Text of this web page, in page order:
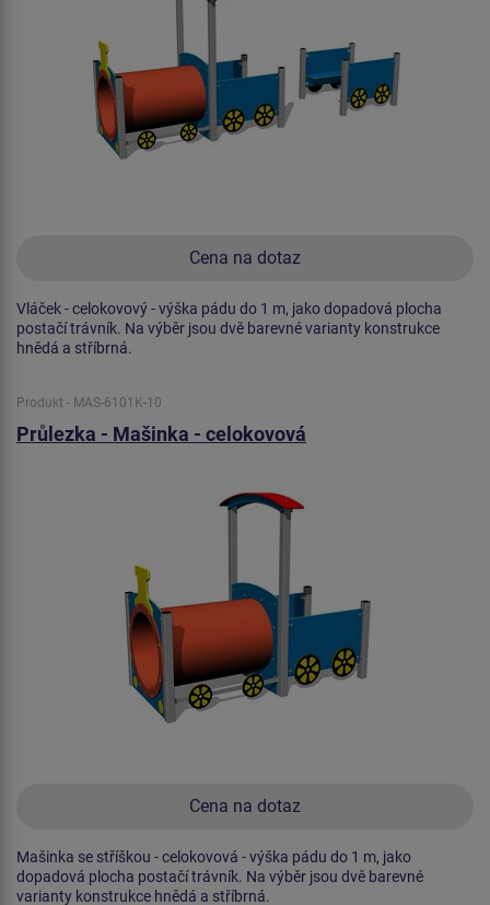
Cena na dotaz
Vláček - celokovový - výška pádu do 1 m, jako dopadová plocha
postačí trávník. Na výběr jsou dvě barevné varianty konstrukce
hnědá a stříbrná.
Produkt - MAS-6101K-10
Průlezka - Mašinka - celokovová
Cena na dotaz
Mašinka se stříškou - celokovová - výška pádu do 1 m, jako
dopadová plocha postačí trávník. Na výběr jsou dvě barevné
varianty konstrukce hnědá a stříbrná.